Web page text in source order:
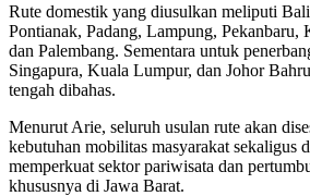
Rute domestik yang diusulkan meliputi
Pontianak, Padang, Lampung, Pekanbaru,
dan Palembang. Sementara untuk
Singapura, Kuala Lumpur, dan Johor
tengah dibahas.
Menurut Arie, seluruh usulan rute akan
kebutuhan mobilitas masyarakat sekaligus
memperkuat sektor pariwisata dan
khususnya di Jawa Barat.